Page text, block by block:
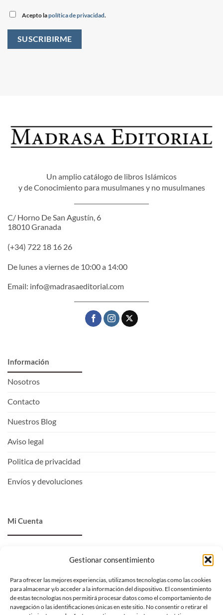
Gestionar consentimiento
Para ofrecer las mejores experiencias, utilizamos tecnologías como las cookies
para almacenar y/o acceder a la información del dispositivo. El consentimiento
de estas tecnologías nos permitirá procesar datos como el comportamiento de
navegación o las identificaciones únicas en este sitio. No consentir o retirar el
Acepto lapolítica de privacidad.
Un amplio catálogo de libros Islámicos
y de Conocimiento para musulmanes y no musulmanes
C/ Horno De San Agustín, 6
18010 Granada
(+34) 722 18 16 26
De lunes a viernes de 10:00 a 14:00
Email: info@madrasaeditorial.com
Información
Nosotros
Contacto
Nuestros Blog
Aviso legal
Politica de privacidad
Envíos y devoluciones
Mi Cuenta
Mi lista de deseos
Proceder al pago